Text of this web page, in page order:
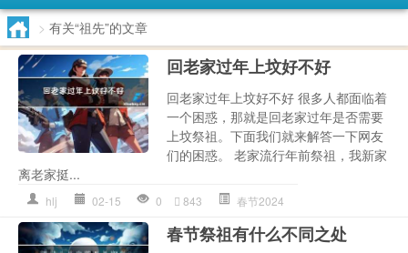
> 有关“祖先”的文章
回老家过年上坟好不好
回老家过年上坟好不好 很多人都面临着
一个困惑，那就是回老家过年是否需要
上坟祭祖。下面我们就来解答一下网友
们的困惑。 老家流行年前祭祖，我新家
离老家挺...
hlj 02-15 0 843 春节2024
春节祭祖有什么不同之处